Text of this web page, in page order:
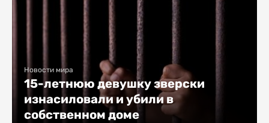
Новости мира
15-летнюю девушку зверски
изнасиловали и убили в
собственном доме